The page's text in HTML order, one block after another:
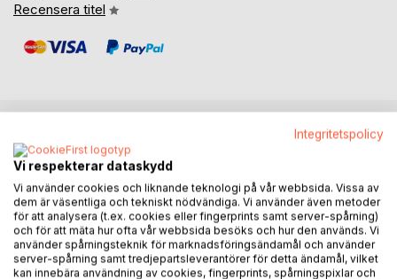
Recensera titel
BESKRIVNING
Maria parkerar bilen på garageuppfarten till parets hus. Hon
stannar upp, hör skratt från barnen som är ute och leker i
den varma sommarkvällen. Blommorna står i blom och
fåglarna kvittrar. Hon tar ett djupt andetag och känner en
svag doft av havet.
Integritetspolicy
Vi respekterar dataskydd
Vi använder cookies och liknande teknologi på vår webbsida. Vissa av
dem är väsentliga och tekniskt nödvändiga. Vi använder även metoder
för att analysera (t.ex. cookies eller fingerprints samt server-spårning)
och för att mäta hur ofta vår webbsida besöks och hur den används. Vi
använder spårningsteknik för marknadsföringsändamål och använder
server-spårning samt tredjepartsleverantörer för detta ändamål, vilket
kan innebära användning av cookies, fingerprints, spårningspixlar och